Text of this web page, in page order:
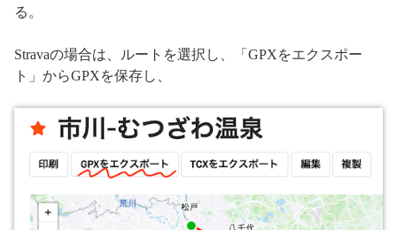
る。
Stravaの場合は、ルートを選択し、「GPXをエクスポー
ト」からGPXを保存し、